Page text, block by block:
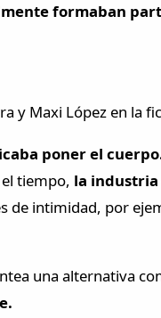
formaban
y Maxi López en la
poner el
tiempo, la industria
de intimidad, por
una alternativa